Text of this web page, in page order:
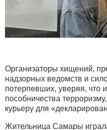
Организаторы хищений,
надзорных ведомств и
потерпевших, уверяя, что
пособничества
курьеру для
Жительница Самары